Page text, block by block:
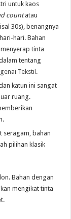
untuk kaos
countatau
30s), benangnya
hari. Bahan
tinta
tentang
Tekstil.
katun ini sangat
ruang.
seragam, bahan
pilihan klasik
Bahan dengan
mengikat tinta